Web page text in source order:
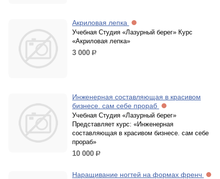
Акриловая лепка
Учебная Студия «Лазурный берег» Курс
«Акриловая лепка»
3 000 р.
Инженерная составляющая в красивом
бизнесе. сам себе прораб
Учебная Студия «Лазурный берег»
Представляет курс: «Инженерная
составляющая в красивом бизнесе. сам себе
прораб»
10 000 р.
Наращивание ногтей на формах френч